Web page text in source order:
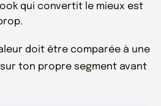
qui convertit le mieux est
doit être comparée à une
ton propre segment avant